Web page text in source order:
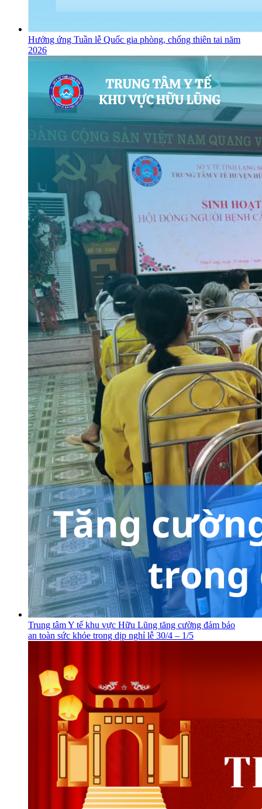
Hưởng ứng Tuần lễ Quốc gia phòng, chống thiên tai năm
2026
Trung tâm Y tế khu vực Hữu Lũng tăng cường đảm bảo
an toàn sức khỏe trong dịp nghỉ lễ 30/4 – 1/5